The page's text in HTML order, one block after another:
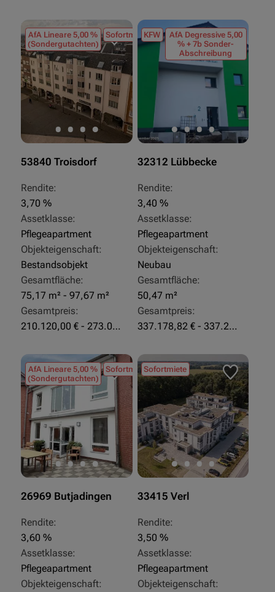
AfA Lineare 5,00 %
(Sondergutachten)
Sofortmiete
53840 Troisdorf
Rendite:
3,70 %
Assetklasse:
Pflegeapartment
Objekteigenschaft:
Bestandsobjekt
Gesamtfläche:
75,17 m² - 97,67 m²
Gesamtpreis:
210.120,00 € - 273.003,24 €
KFW
AfA Degressive 5,00
% + 7b Sonder-
Abschreibung
32312 Lübbecke
Rendite:
3,40 %
Assetklasse:
Pflegeapartment
Objekteigenschaft:
Neubau
Gesamtfläche:
50,47 m²
Gesamtpreis:
337.178,82 € - 337.207,06 €
AfA Lineare 5,00 %
(Sondergutachten)
Sofortmiete
26969 Butjadingen
Rendite:
3,60 %
Assetklasse:
Pflegeapartment
Objekteigenschaft:
Sofortmiete
33415 Verl
Rendite:
3,50 %
Assetklasse:
Pflegeapartment
Objekteigenschaft: